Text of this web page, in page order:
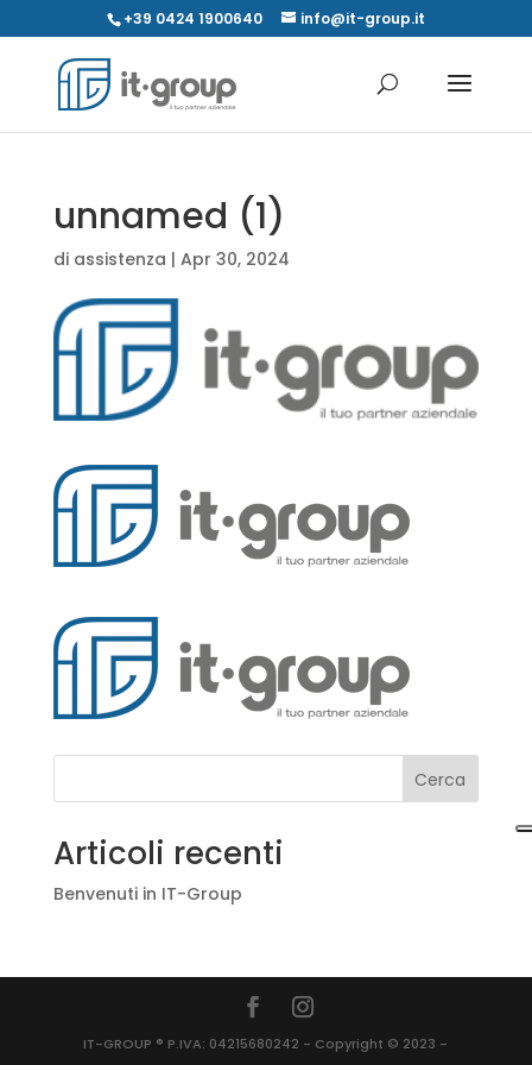
+39 0424 1900640 info@it-group.it
unnamed (1)
di assistenza | Apr 30, 2024
Cerca
Articoli recenti
Benvenuti in IT-Group
IT-GROUP ® P.IVA: 04215680242 - Copyright © 2023 -